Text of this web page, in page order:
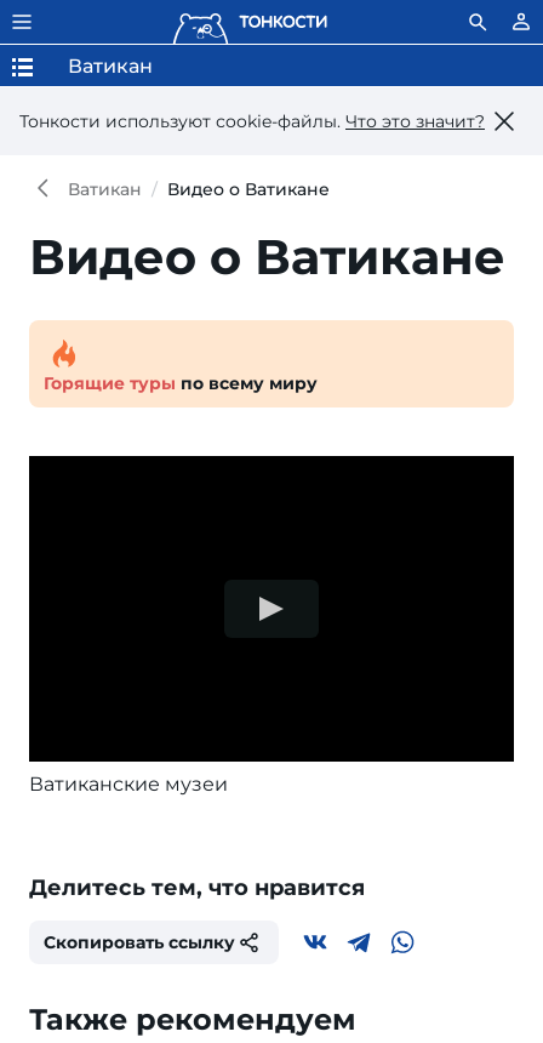
Тонкости используют сookie-файлы. Что это значит?
Ватикан
Ватикан Видео о Ватикане
Видео о Ватикане
Горящие туры по всему миру
Ватиканские музеи
Делитесь тем, что нравится
Скопировать ссылку
Также рекомендуем